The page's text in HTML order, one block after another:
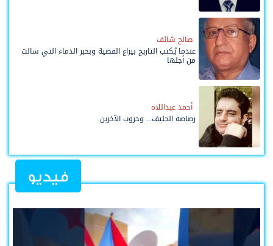
صالح شائف
عندما يُكتب التاريخ بيراع القضية وبحبر الدماء التي سالت
من أجلها
أحمد عبداللاه
رصاصة الحليف... وحروب الآخرين
فيديو